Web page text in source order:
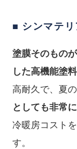
■ シンマテリ
塗膜そのもの
した高機能塗料
高耐久で、夏
としても非常
冷暖房コスト
す。